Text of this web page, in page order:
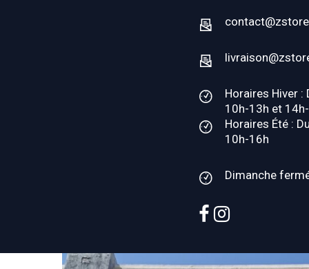
Horaires Hiver :
10h-13h et
Horaires Été :
10h-16h
Dimanche
facebook
instagram